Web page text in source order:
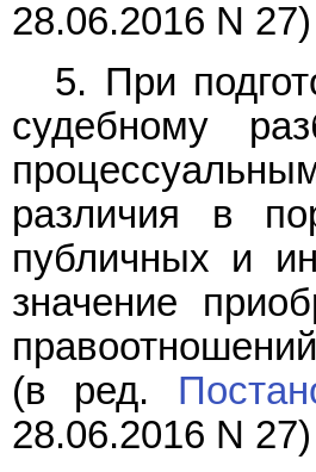
28.06.2016 N 27)
5. При
судебному
различия в
публичных и
значение
(в ред.
28.06.2016 N 27)